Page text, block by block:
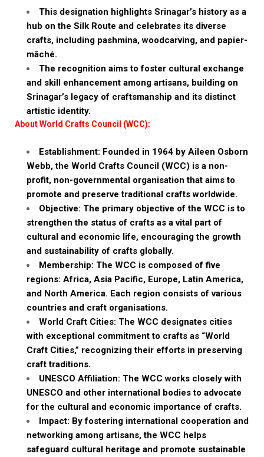
This designation highlights Srinagar’s history as a
hub on the Silk Route and celebrates its diverse
crafts, including pashmina, woodcarving, and papier-
mâché.
The recognition aims to foster cultural exchange
and skill enhancement among artisans, building on
Srinagar’s legacy of craftsmanship and its distinct
artistic identity.
About World Crafts Council (WCC):
Establishment: Founded in 1964 by Aileen Osborn
Webb, the World Crafts Council (WCC) is a non-
profit, non-governmental organisation that aims to
promote and preserve traditional crafts worldwide.
Objective: The primary objective of the WCC is to
strengthen the status of crafts as a vital part of
cultural and economic life, encouraging the growth
and sustainability of crafts globally.
Membership: The WCC is composed of five
regions: Africa, Asia Pacific, Europe, Latin America,
and North America. Each region consists of various
countries and craft organisations.
World Craft Cities: The WCC designates cities
with exceptional commitment to crafts as “World
Craft Cities,” recognizing their efforts in preserving
craft traditions.
UNESCO Affiliation: The WCC works closely with
UNESCO and other international bodies to advocate
for the cultural and economic importance of crafts.
Impact: By fostering international cooperation and
networking among artisans, the WCC helps
safeguard cultural heritage and promote sustainable